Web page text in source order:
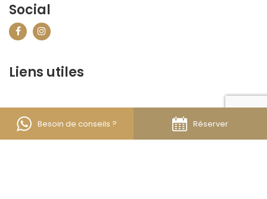
Besoin de conseils ? Réserver
Social
Liens utiles
CONDITIONS GÉNÉRALES DE VENTE (CGV)
FAQ
Qui sommes-nous ?